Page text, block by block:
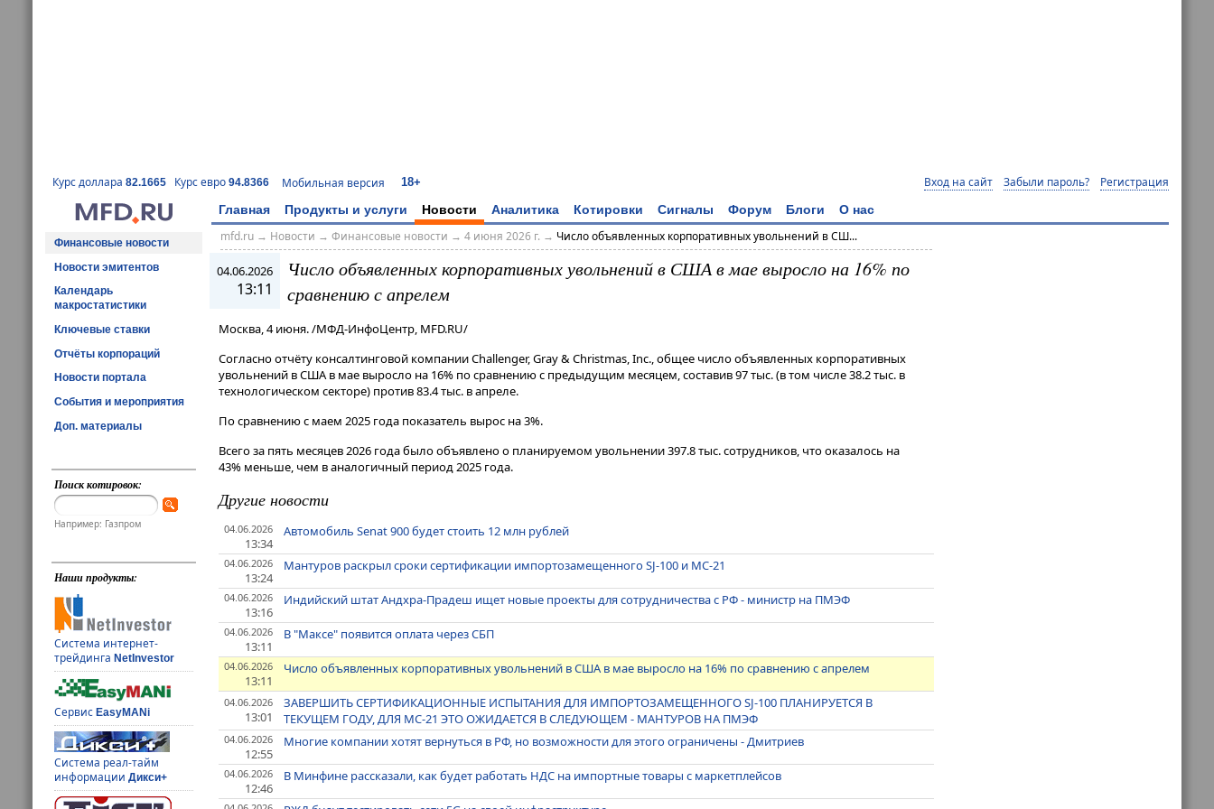
Курс доллара 82.1665 Курс евро 94.8366 Мобильная версия 18+ Вход на сайт Забыли пароль? Регистрация
Главная Продукты и услуги Новости Аналитика Котировки Сигналы Форум Блоги О нас
Финансовые новости
Новости эмитентов
Календарь
макростатистики
Ключевые ставки
Отчёты корпораций
Новости портала
События и мероприятия
Доп. материалы
Поиск котировок:
Например: Газпром
Наши продукты:
Система интернет-
трейдингаNetInvestor
СервисEasyMANi
Система реал-тайм
информацииДикси+
mfd.ru→ Новости → Финансовые новости → 4 июня 2026 г. → Число объявленных корпоративных увольнений в СШ...
04.06.2026
13:11
Число объявленных корпоративных увольнений в США в мае выросло на 16% по
сравнению с апрелем
Москва, 4 июня. /МФД-ИнфоЦентр, MFD.RU/
Согласно отчёту консалтинговой компании Challenger, Gray & Christmas, Inc., общее число объявленных корпоративных
увольнений в США в мае выросло на 16% по сравнению с предыдущим месяцем, составив 97 тыс. (в том числе 38.2 тыс. в
технологическом секторе) против 83.4 тыс. в апреле.
По сравнению с маем 2025 года показатель вырос на 3%.
Всего за пять месяцев 2026 года было объявлено о планируемом увольнении 397.8 тыс. сотрудников, что оказалось на
43% меньше, чем в аналогичный период 2025 года.
Другие новости
04.06.2026
13:34
Автомобиль Senat 900 будет стоить 12 млн рублей
04.06.2026
13:24
Мантуров раскрыл сроки сертификации импортозамещенного SJ-100 и МС-21
04.06.2026
13:16
Индийский штат Андхра-Прадеш ищет новые проекты для сотрудничества с РФ - министр на ПМЭФ
04.06.2026
13:11
В "Максе" появится оплата через СБП
04.06.2026
13:11
Число объявленных корпоративных увольнений в США в мае выросло на 16% по сравнению с апрелем
04.06.2026
13:01
ЗАВЕРШИТЬ СЕРТИФИКАЦИОННЫЕ ИСПЫТАНИЯ ДЛЯ ИМПОРТОЗАМЕЩЕННОГО SJ-100 ПЛАНИРУЕТСЯ В
ТЕКУЩЕМ ГОДУ, ДЛЯ МС-21 ЭТО ОЖИДАЕТСЯ В СЛЕДУЮЩЕМ - МАНТУРОВ НА ПМЭФ
04.06.2026
12:55
Многие компании хотят вернуться в РФ, но возможности для этого ограничены - Дмитриев
04.06.2026
12:46
В Минфине рассказали, как будет работать НДС на импортные товары с маркетплейсов